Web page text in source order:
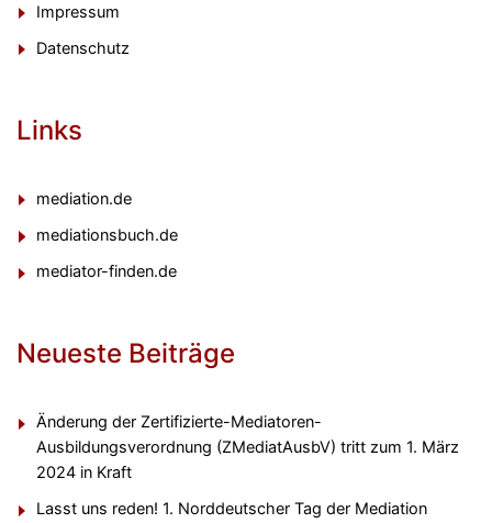
Impressum
Datenschutz
Links
mediation.de
mediationsbuch.de
mediator-finden.de
Neueste Beiträge
Änderung der Zertifizierte-Mediatoren-
Ausbildungsverordnung (ZMediatAusbV) tritt zum 1. März
2024 in Kraft
Lasst uns reden! 1. Norddeutscher Tag der Mediation